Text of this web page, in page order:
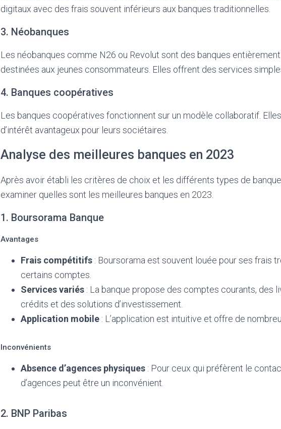
digitaux avec des frais souvent inférieurs aux banques traditionnelles.
3. Néobanques
Les néobanques comme N26 ou Revolut sont des banques
destinées aux jeunes consommateurs. Elles offrent des services
4. Banques coopératives
Les banques coopératives fonctionnent sur un modèle collaboratif.
d’intérêt avantageux pour leurs sociétaires.
Analyse des meilleures banques en 2023
Après avoir établi les critères de choix et les différents types de
examiner quelles sont les meilleures banques en 2023.
1. Boursorama Banque
Avantages
Frais compétitifs : Boursorama est souvent louée pour ses frais
certains comptes.
Services variés : La banque propose des comptes courants, des
crédits et des solutions d’investissement.
Application mobile : L’application est intuitive et offre de
Inconvénients
Absence d’agences physiques : Pour ceux qui préfèrent le
d’agences peut être un inconvénient.
2. BNP Paribas